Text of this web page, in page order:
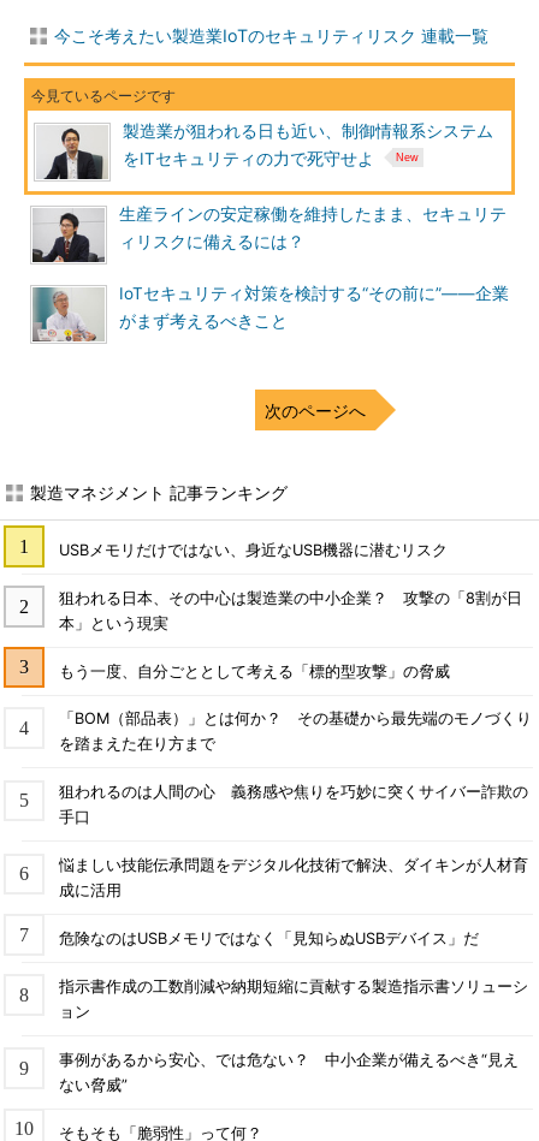
今こそ考えたい製造業IoTのセキュリティリスク 連載一覧
製造業が狙われる日も近い、制御情報系システム
をITセキュリティの力で死守せよ
生産ラインの安定稼働を維持したまま、セキュリテ
ィリスクに備えるには？
IoTセキュリティ対策を検討する“その前に”――企業
がまず考えるべきこと
次のページへ
製造マネジメント 記事ランキング
USBメモリだけではない、身近なUSB機器に潜むリスク
狙われる日本、その中心は製造業の中小企業？ 攻撃の「8割が日
本」という現実
もう一度、自分ごととして考える「標的型攻撃」の脅威
「BOM（部品表）」とは何か？ その基礎から最先端のモノづくり
を踏まえた在り方まで
狙われるのは人間の心 義務感や焦りを巧妙に突くサイバー詐欺の
手口
悩ましい技能伝承問題をデジタル化技術で解決、ダイキンが人材育
成に活用
危険なのはUSBメモリではなく「見知らぬUSBデバイス」だ
指示書作成の工数削減や納期短縮に貢献する製造指示書ソリューシ
ョン
事例があるから安心、では危ない？ 中小企業が備えるべき“見え
ない脅威”
そもそも「脆弱性」って何？